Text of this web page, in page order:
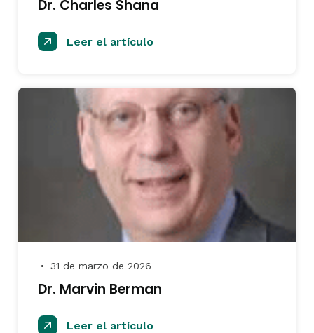
Dr. Charles Shana
Leer el artículo
● 31 de marzo de 2026
Dr. Marvin Berman
Leer el artículo